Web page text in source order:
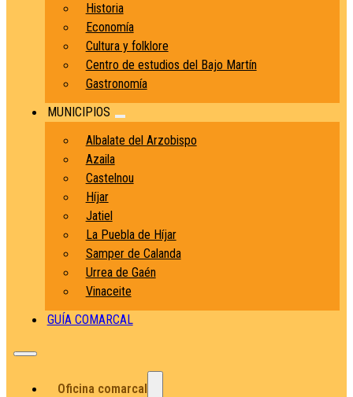
Historia
Economía
Cultura y folklore
Centro de estudios del Bajo Martín
Gastronomía
MUNICIPIOS
Albalate del Arzobispo
Azaila
Castelnou
Híjar
Jatiel
La Puebla de Híjar
Samper de Calanda
Urrea de Gaén
Vinaceite
GUÍA COMARCAL
Oficina comarcal